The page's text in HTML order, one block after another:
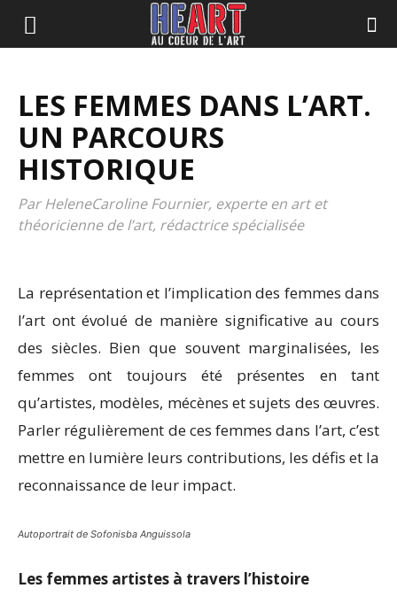
LES FEMMES DANS L’ART.
UN PARCOURS
HISTORIQUE
Par HeleneCaroline Fournier, experte en art et
théoricienne de l’art, rédactrice spécialisée
La représentation et l’implication des femmes dans
l’art ont évolué de manière significative au cours
des siècles. Bien que souvent marginalisées, les
femmes ont toujours été présentes en tant
qu’artistes, modèles, mécènes et sujets des œuvres.
Parler régulièrement de ces femmes dans l’art, c’est
mettre en lumière leurs contributions, les défis et la
reconnaissance de leur impact.
Autoportrait de Sofonisba Anguissola
Les femmes artistes à travers l’histoire